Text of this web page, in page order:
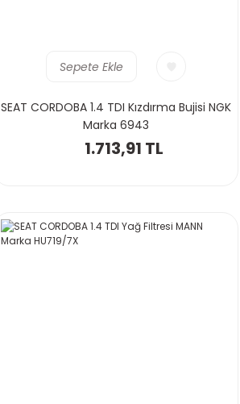
Sepete Ekle
SEAT CORDOBA 1.4 TDI Kızdırma Bujisi NGK
Marka 6943
1.713,91 TL